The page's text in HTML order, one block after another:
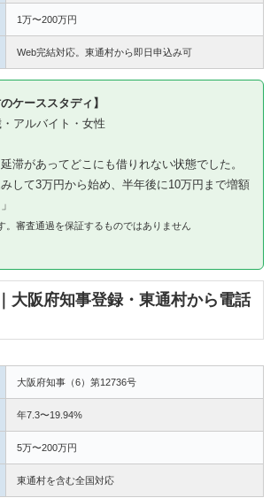
1万〜200万円
Web完結対応。東通村から即日申込み可
ケーススタディ】
アルバイト・女性
滞があってどこにも借りれない状態でした。
して3万円から始め、半年後に10万円まで増額
。審査通過を保証するものではありません
大阪府知事登録・東通村から電話
大阪府知事（6）第12736号
年7.3〜19.94%
5万〜200万円
東通村を含む全国対応